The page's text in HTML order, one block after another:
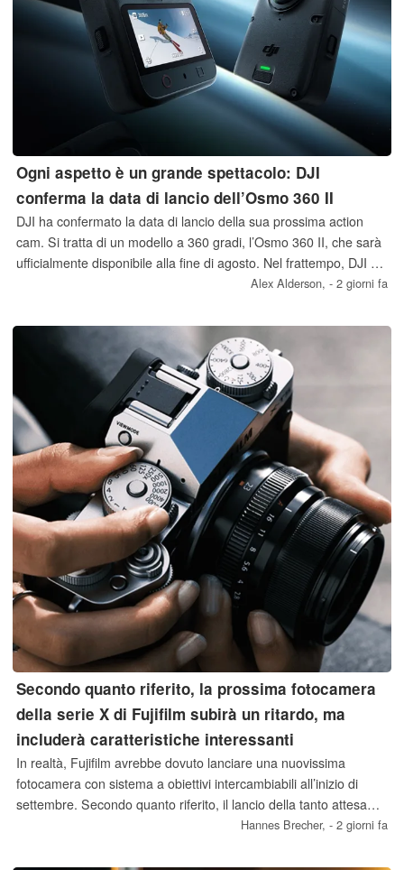
Ogni aspetto è un grande spettacolo: DJI
conferma la data di lancio dell’Osmo 360 II
DJI ha confermato la data di lancio della sua prossima action
cam. Si tratta di un modello a 360 gradi, l’Osmo 360 II, che sarà
ufficialmente disponibile alla fine di agosto. Nel frattempo, DJI ha
svelato il design della fotocamera e ha aperto le prenotazioni in
Alex Alderson, - 2 giorni fa
Secondo quanto riferito, la prossima fotocamera
della serie X di Fujifilm subirà un ritardo, ma
includerà caratteristiche interessanti
In realtà, Fujifilm avrebbe dovuto lanciare una nuovissima
fotocamera con sistema a obiettivi intercambiabili all’inizio di
settembre. Secondo quanto riferito, il lancio della tanto attesa
Fujifilm X-T6 è stato rinviato, ma, di conseguenza, la fotocamera
Hannes Brecher, - 2 giorni fa